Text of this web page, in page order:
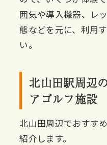
囲気や導入機器、レ
態などを元に、利用
い。
北山田駅周辺
アゴルフ施設
北山田周辺でおすす
紹介します。